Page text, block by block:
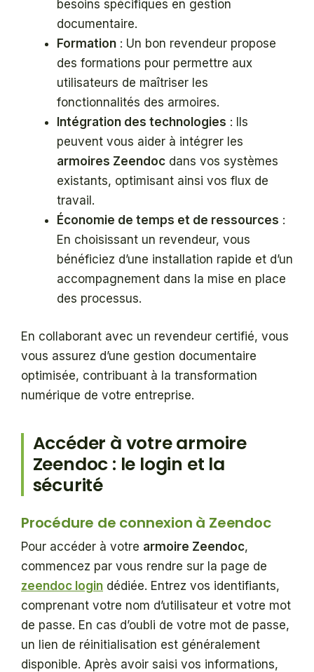
besoins spécifiques en gestion
documentaire.
Formation : Un bon revendeur propose
des formations pour permettre aux
utilisateurs de maîtriser les
fonctionnalités des armoires.
Intégration des technologies : Ils
peuvent vous aider à intégrer les
armoires Zeendoc dans vos systèmes
existants, optimisant ainsi vos flux de
travail.
Économie de temps et de ressources :
En choisissant un revendeur, vous
bénéficiez d’une installation rapide et d’un
accompagnement dans la mise en place
des processus.
En collaborant avec un revendeur certifié, vous
vous assurez d’une gestion documentaire
optimisée, contribuant à la transformation
numérique de votre entreprise.
Accéder à votre armoire
Zeendoc : le login et la
sécurité
Procédure de connexion à Zeendoc
Pour accéder à votre armoire Zeendoc,
commencez par vous rendre sur la page de
zeendoc login dédiée. Entrez vos identifiants,
comprenant votre nom d’utilisateur et votre mot
de passe. En cas d’oubli de votre mot de passe,
un lien de réinitialisation est généralement
disponible. Après avoir saisi vos informations,